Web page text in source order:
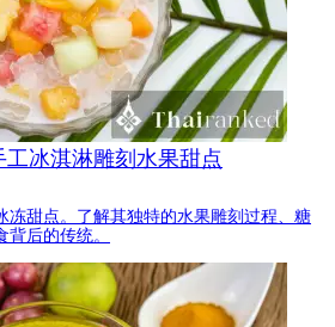
冰淇淋雕刻水果甜点
冻甜点。了解其独特的水果雕刻过程、糖
后的传统。